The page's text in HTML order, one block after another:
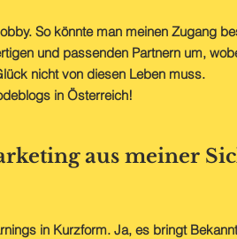
So könnte man meinen Zugang
und passenden Partnern um,
nicht von diesen Leben muss.
in Österreich!
aus meiner
in Kurzform. Ja, es bringt